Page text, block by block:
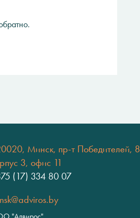
Минск, пр-т Победителей,
3, офис 11
(17) 334 80 07